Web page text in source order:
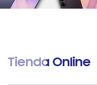
Tienda Online